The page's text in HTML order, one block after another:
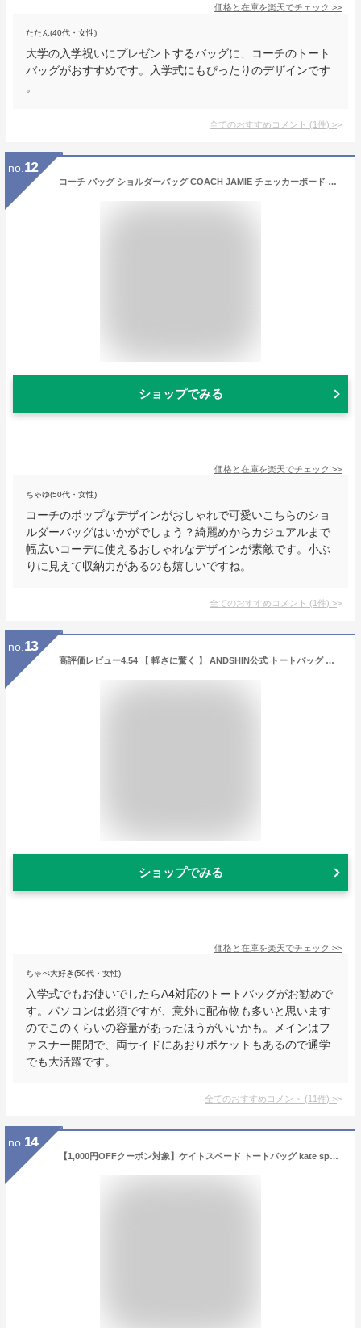
価格と在庫を楽天でチェック >>
たたん(40代・女性)
大学の入学祝いにプレゼントするバッグに、コーチのトート
バッグがおすすめです。入学式にもぴったりのデザインです
。
全てのおすすめコメント (1件) >
no. 12
コーチ バッグ ショルダーバッグ COACH JAMIE チェッカーボード プリント ミニ カメラバッグ 斜め掛け CR172 アウトレット レディース 送料無料
ショップでみる
価格と在庫を楽天でチェック >>
ちゃゆ(50代・女性)
コーチのポップなデザインがおしゃれで可愛いこちらのショ
ルダーバッグはいかがでしょう？綺麗めからカジュアルまで
幅広いコーデに使えるおしゃれなデザインが素敵です。小ぶ
りに見えて収納力があるのも嬉しいですね。
全てのおすすめコメント (1件) >
no. 13
高評価レビュー4.54 【 軽さに驚く 】 ANDSHIN公式 トートバッグ レディース バッグ 通勤バッグ a4 自立 アンドシン ファスナーで閉まる 軽くて大容量 カバン ブランド 仕事用バッグ 軽量 軽い
ショップでみる
価格と在庫を楽天でチェック >>
ちゃぺ大好き(50代・女性)
入学式でもお使いでしたらA4対応のトートバッグがお勧めで
す。パソコンは必須ですが、意外に配布物も多いと思います
のでこのくらいの容量があったほうがいいかも。メインはフ
ァスナー開閉で、両サイドにあおりポケットもあるので通学
でも大活躍です。
全てのおすすめコメント (11件) >
no. 14
【1,000円OFFクーポン対象】ケイトスペード トートバッグ kate spade キット KG460 960 レディース ベージュ